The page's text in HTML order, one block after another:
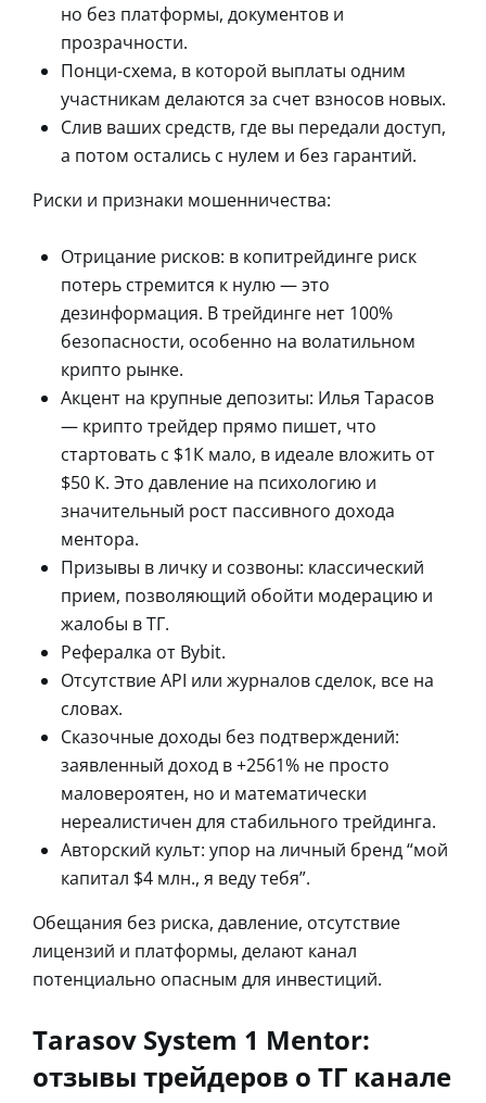
но без платформы, документов и
прозрачности.
Понци-схема, в которой выплаты одним
участникам делаются за счет взносов новых.
Слив ваших средств, где вы передали доступ,
а потом остались с нулем и без гарантий.
Риски и признаки мошенничества:
Отрицание рисков: в копитрейдинге риск
потерь стремится к нулю — это
дезинформация. В трейдинге нет 100%
безопасности, особенно на волатильном
крипто рынке.
Акцент на крупные депозиты: Илья Тарасов
— крипто трейдер прямо пишет, что
стартовать с $1К мало, в идеале вложить от
$50 К. Это давление на психологию и
значительный рост пассивного дохода
ментора.
Призывы в личку и созвоны: классический
прием, позволяющий обойти модерацию и
жалобы в ТГ.
Рефералка от Bybit.
Отсутствие API или журналов сделок, все на
словах.
Сказочные доходы без подтверждений:
заявленный доход в +2561% не просто
маловероятен, но и математически
нереалистичен для стабильного трейдинга.
Авторский культ: упор на личный бренд “мой
капитал $4 млн., я веду тебя”.
Обещания без риска, давление, отсутствие
лицензий и платформы, делают канал
потенциально опасным для инвестиций.
Tarasov System 1 Mentor:
отзывы трейдеров о ТГ канале